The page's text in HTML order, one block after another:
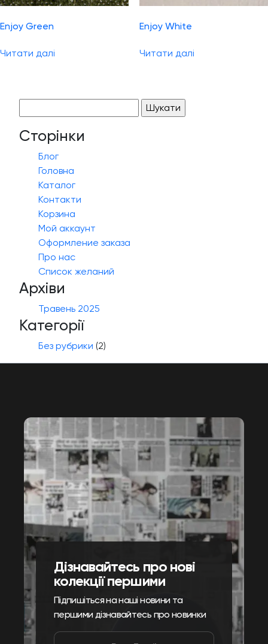
Enjoy Green
Читати далі
Enjoy White
Читати далі
Сторінки
Блог
Головна
Каталог
Контакти
Корзина
Мой аккаунт
Оформление заказа
Про нас
Список желаний
Архіви
Травень 2025
Категорії
Без рубрики (2)
Дізнавайтесь про нові
колекції першими
Підпишіться на наші новини та
першими дізнавайтесь про новинки